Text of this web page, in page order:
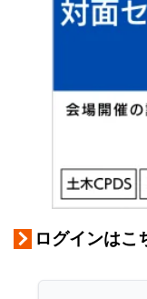
ログインはこ